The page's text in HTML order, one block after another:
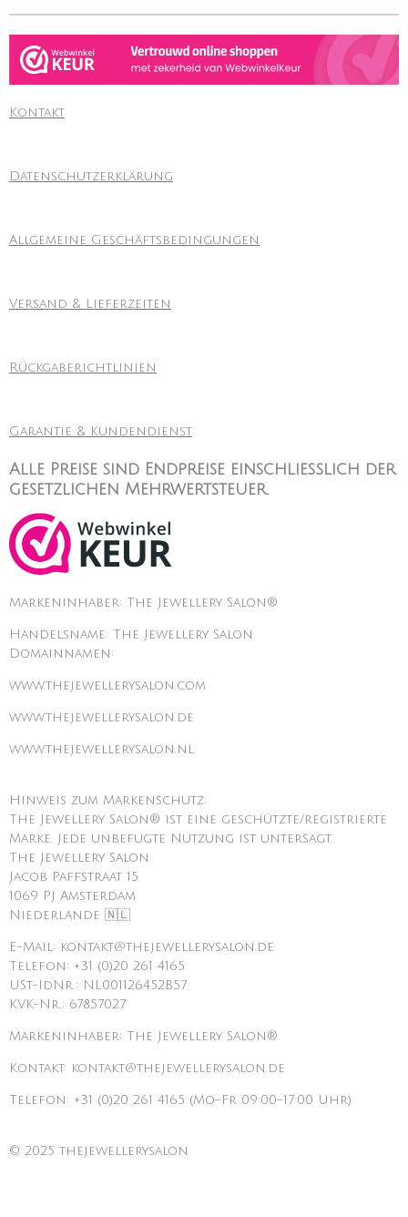
Kontakt
Datenschutzerklärung
Allgemeine Geschäftsbedingungen
Versand & Lieferzeiten
Rückgaberichtlinien
Garantie & Kundendienst
Alle Preise sind Endpreise einschließlich der
gesetzlichen Mehrwertsteuer.
Markeninhaber: The Jewellery Salon®
Handelsname: The Jewellery Salon
Domainnamen:
www.thejewellerysalon.com
www.thejewellerysalon.de
www.thejewellerysalon.nl
Hinweis zum Markenschutz:
The Jewellery Salon® ist eine geschützte/registrierte
Marke. Jede unbefugte Nutzung ist untersagt.
The Jewellery Salon
Jacob Paffstraat 15
1069 PJ Amsterdam
Niederlande 🇳🇱
E-Mail: kontakt@thejewellerysalon.de
Telefon: +31 (0)20 261 4165
USt-IdNr.: NL001126452B57
KVK-Nr.: 67857027
Markeninhaber: The Jewellery Salon®
Kontakt: kontakt@thejewellerysalon.de
Telefon: +31 (0)20 261 4165 (Mo–Fr 09:00–17:00 Uhr)
© 2025 thejewellerysalon